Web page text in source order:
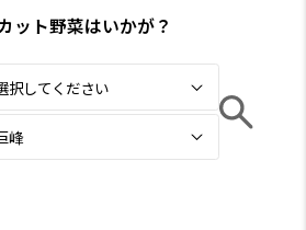
ット野菜はいかが？